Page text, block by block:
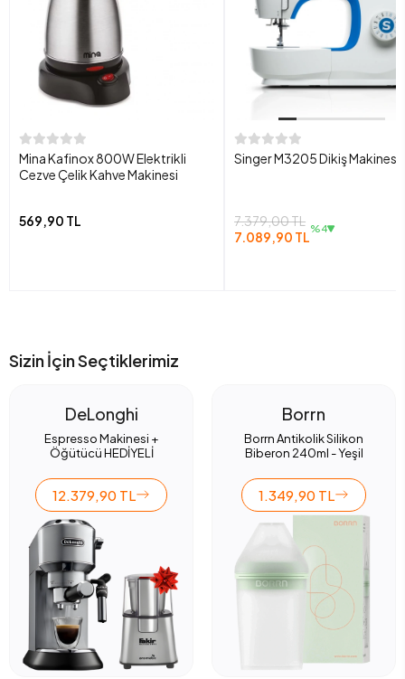
Mina Kafinox 800W Elektrikli
Cezve Çelik Kahve Makinesi
569,90 TL
Singer M3205 Dikiş Makinesi
7.379,00 TL
7.089,90 TL %4
Sizin İçin Seçtiklerimiz
DeLonghi
Espresso Makinesi +
Öğütücü HEDİYELİ
12.379,90 TL
Borrn
Borrn Antikolik Silikon
Biberon 240ml - Yeşil
1.349,90 TL